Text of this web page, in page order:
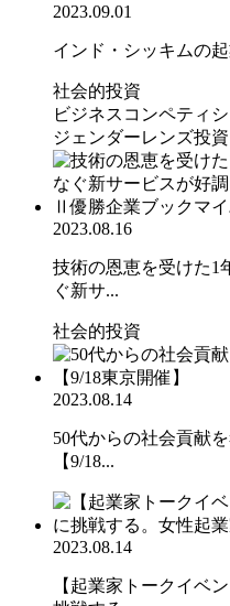
2023.09.01
インド・シッキムの
社会的投資
ビジネスコンペティ
ジェンダーレンズ投資
2023.08.16
技術の恩恵を受けた1
ぐ新サ...
社会的投資
2023.08.14
50代からの社会貢献
【9/18...
2023.08.14
【起業家トークイベ